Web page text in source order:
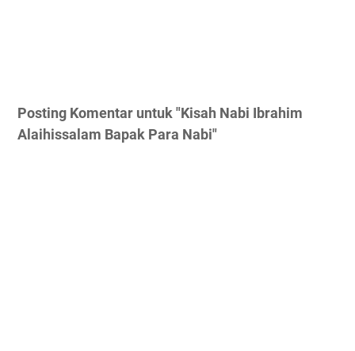
Posting Komentar untuk "Kisah Nabi Ibrahim
Alaihissalam Bapak Para Nabi"